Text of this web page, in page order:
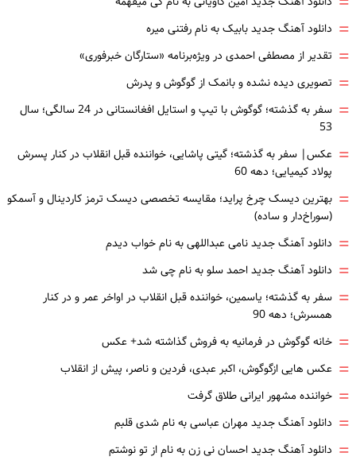
= دانلود آهنگ جدید بابیک به نام رفتنی میره
= تقدیر از مصطفی احمدی در ویژه‌برنامه «ستارگان خبرفوری»
= تصویری دیده نشده و بانمک از گوگوش و پدرش
=
سفر به گذشته؛ گوگوش با تیپ و استایل افغانستانی در 24 سالگی؛ سال
53
= عکس| سفر به گذشته؛ گیتی پاشایی، خواننده قبل انقلاب در کنار پسرش
پولاد کیمیایی؛ دهه 60
= بهترین دیسک چرخ پراید؛ مقایسه تخصصی دیسک ترمز کاردینال و آسمکو
(سوراخ‌دار و ساده)
= دانلود آهنگ جدید نامی عبداللهی به نام خواب دیدم
= دانلود آهنگ جدید احمد سلو به نام چی شد
= سفر به گذشته؛ یاسمین، خواننده قبل انقلاب در اواخر عمر و در کنار
همسرش؛ دهه 90
= خانه گوگوش در فرمانیه به فروش گذاشته شد+ عکس
= عکس هایی ازگوگوش، اکبر عبدی، فردین و ناصر، پیش از انقلاب
= خواننده مشهور ایرانی طلاق گرفت
= دانلود آهنگ جدید مهران عباسی به نام شدی قلبم
= دانلود آهنگ جدید احسان نی زن به نام از تو نوشتم